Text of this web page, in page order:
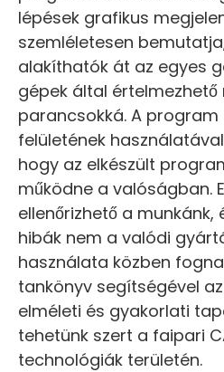
lépések grafikus
szemléletesen
alakíthatók át az egyes
gépek által
parancsokká. A program
felületének
hogy az elkészült
működne a valóságban.
ellenőrizhető a munkánk,
hibák nem a valódi
használata közben
tankönyv segítségével
elméleti és gyakorlati
tehetünk szert a faipari
technológiák területén.